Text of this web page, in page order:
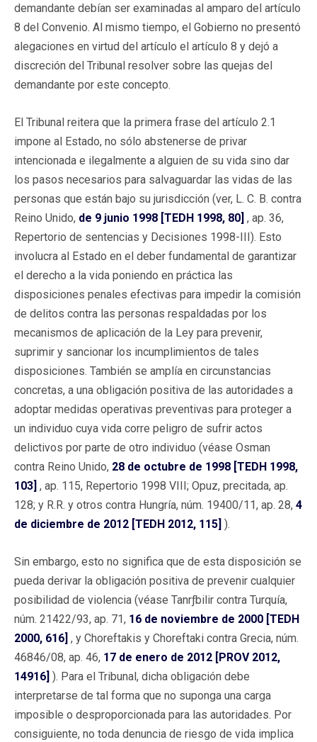
demandante debían ser examinadas al amparo del artículo
8 del Convenio. Al mismo tiempo, el Gobierno no presentó
alegaciones en virtud del artículo el artículo 8 y dejó a
discreción del Tribunal resolver sobre las quejas del
demandante por este concepto.
El Tribunal reitera que la primera frase del artículo 2.1
impone al Estado, no sólo abstenerse de privar
intencionada e ilegalmente a alguien de su vida sino dar
los pasos necesarios para salvaguardar las vidas de las
personas que están bajo su jurisdicción (ver, L. C. B. contra
Reino Unido, de 9 junio 1998 [TEDH 1998, 80] , ap. 36,
Repertorio de sentencias y Decisiones 1998-III). Esto
involucra al Estado en el deber fundamental de garantizar
el derecho a la vida poniendo en práctica las
disposiciones penales efectivas para impedir la comisión
de delitos contra las personas respaldadas por los
mecanismos de aplicación de la Ley para prevenir,
suprimir y sancionar los incumplimientos de tales
disposiciones. También se amplía en circunstancias
concretas, a una obligación positiva de las autoridades a
adoptar medidas operativas preventivas para proteger a
un individuo cuya vida corre peligro de sufrir actos
delictivos por parte de otro individuo (véase Osman
contra Reino Unido, 28 de octubre de 1998 [TEDH 1998,
103] , ap. 115, Repertorio 1998 VIII; Opuz, precitada, ap.
128; y R.R. y otros contra Hungría, núm. 19400/11, ap. 28, 4
de diciembre de 2012 [TEDH 2012, 115] ).
Sin embargo, esto no significa que de esta disposición se
pueda derivar la obligación positiva de prevenir cualquier
posibilidad de violencia (véase Tanrƒbilir contra Turquía,
núm. 21422/93, ap. 71, 16 de noviembre de 2000 [TEDH
2000, 616] , y Choreftakis y Choreftaki contra Grecia, núm.
46846/08, ap. 46, 17 de enero de 2012 [PROV 2012,
14916] ). Para el Tribunal, dicha obligación debe
interpretarse de tal forma que no suponga una carga
imposible o desproporcionada para las autoridades. Por
consiguiente, no toda denuncia de riesgo de vida implica